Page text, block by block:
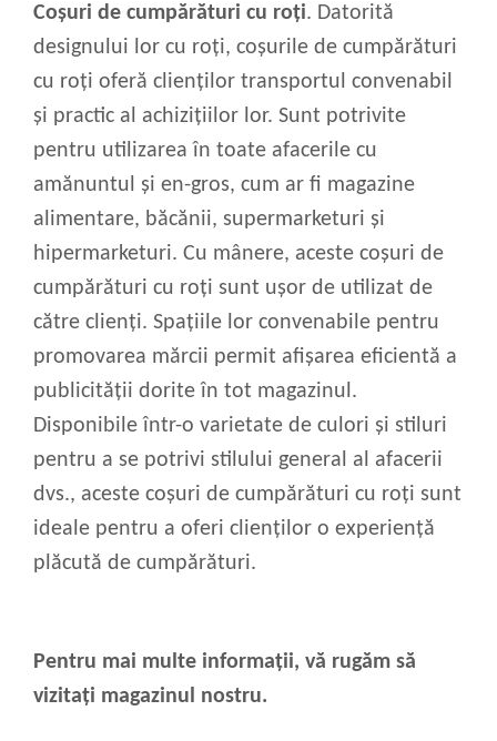
Coșuri de cumpărături cu roți. Datorită
designului lor cu roți, coșurile de cumpărături
cu roți oferă clienților transportul convenabil
și practic al achizițiilor lor. Sunt potrivite
pentru utilizarea în toate afacerile cu
amănuntul și en-gros, cum ar fi magazine
alimentare, băcănii, supermarketuri și
hipermarketuri. Cu mânere, aceste coșuri de
cumpărături cu roți sunt ușor de utilizat de
către clienți. Spațiile lor convenabile pentru
promovarea mărcii permit afișarea eficientă a
publicității dorite în tot magazinul.
Disponibile într-o varietate de culori și stiluri
pentru a se potrivi stilului general al afacerii
dvs., aceste coșuri de cumpărături cu roți sunt
ideale pentru a oferi clienților o experiență
plăcută de cumpărături.
Pentru mai multe informații, vă rugăm să
vizitați magazinul nostru.